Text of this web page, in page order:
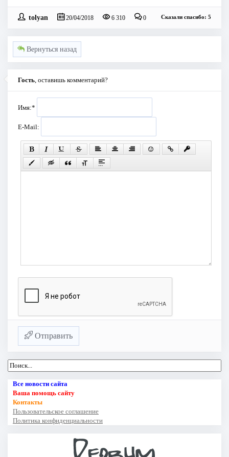
tolyan 20/04/2018 6 310 0 Сказали спасибо: 5
Вернуться назад
Гость, оставишь комментарий?
Имя:*
E-Mail:
Отправить
Все новости сайта
Ваша помощь сайту
Контакты
Пользовательское соглашение
Политика конфиденциальности